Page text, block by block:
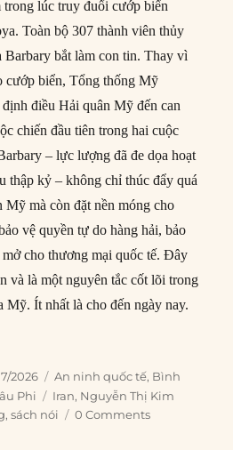
trong lúc truy đuổi cướp biển
Toàn bộ 307 thành viên thủy
Barbary bắt làm con tin. Thay vì
cướp biển, Tổng thống Mỹ
điều Hải quân Mỹ đến can
chiến đầu tiên trong hai cuộc
– lực lượng đã đe dọa hoạt
thập kỷ – không chỉ thúc đẩy quá
mà còn đặt nền móng cho
vệ quyền tự do hàng hải, bảo
cho thương mại quốc tế. Đây
và là một nguyên tắc cốt lõi trong
Mỹ. Ít nhất là cho đến ngày nay.
sản chung toàn cầu’ sẽ từ từ biến
2026 Categories
An ninh quốc tế, Bình
Phi Tags
Iran, Nguyễn Thị Kim
,sách nói 0 Comments